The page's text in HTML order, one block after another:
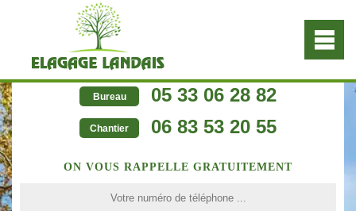
Bureau 05 33 06 28 82
Chantier 06 83 53 20 55
ON VOUS RAPPELLE GRATUITEMENT